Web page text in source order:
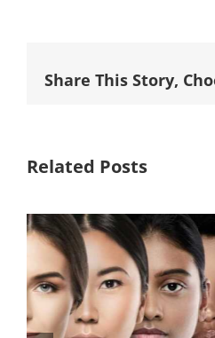
Share This Story,
Related Posts